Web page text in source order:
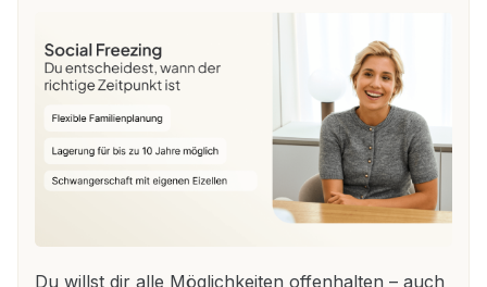
Du willst dir alle Möglichkeiten offenhalten – auch